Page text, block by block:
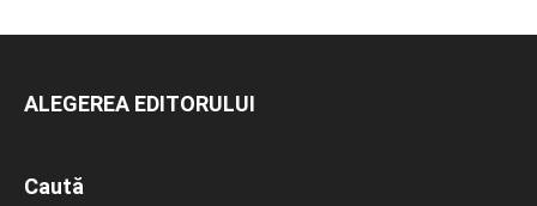
ALEGEREA EDITORULUI
Caută